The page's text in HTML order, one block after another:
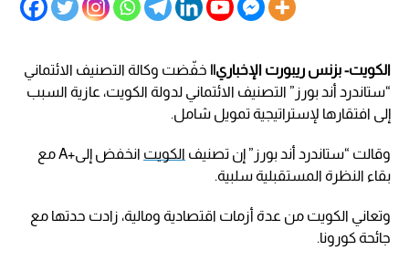
الكويت- بزنس ريبورت الإخباري|| خفّضت وكالة التصنيف الائتماني
“ستاندرد أند بورز” التصنيف الائتماني لدولة الكويت، عازية السبب
إلى افتقارها لإستراتيجية تمويل شامل.
وقالت “ستاندرد أند بورز” إن تصنيف الكويت
انخفض إلى+A مع
بقاء النظرة المستقبلية سلبية.
وتعاني الكويت من عدة أزمات اقتصادية ومالية، زادت حدتها مع
جائحة كورونا.